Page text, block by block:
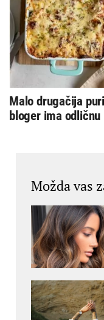
Malo drugačija
bloger ima
Možda vas